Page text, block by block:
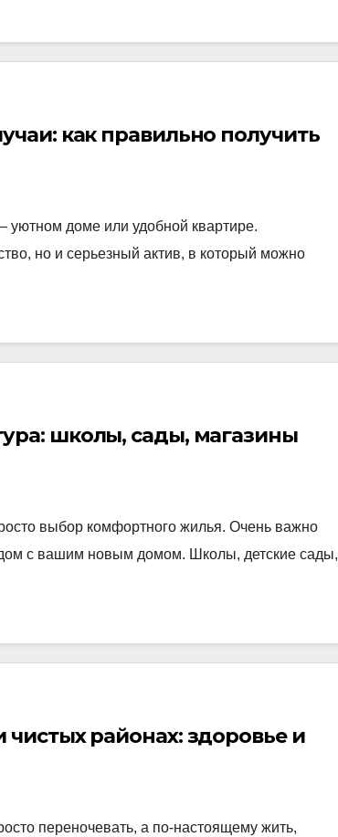
как правильно получить
уютном доме или удобной квартире.
но и серьезный актив, в который можно
школы, сады, магазины
выбор комфортного жилья. Очень важно
с вашим новым домом. Школы, детские сады,
районах: здоровье и
переночевать, а по-настоящему жить,